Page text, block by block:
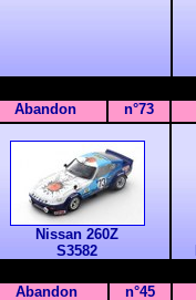
Abandon n°73
Nissan 260Z
S3582
Abandon n°45